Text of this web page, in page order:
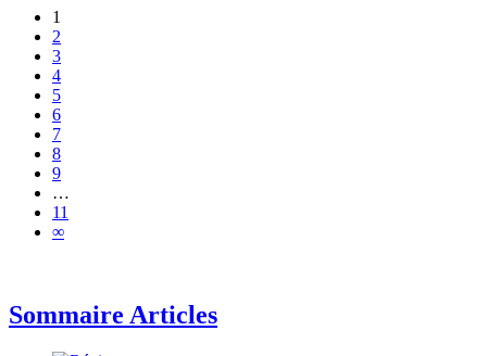
1
2
3
4
5
6
7
8
9
…
11
∞
Sommaire Articles